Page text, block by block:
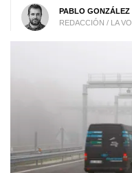
PABLO GONZÁLEZ
REDACCIÓN / LA